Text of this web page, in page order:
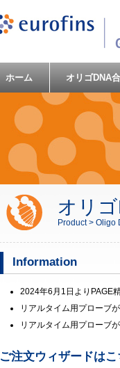
ホーム オリゴDNA
オリ
Product > Oligo
Information
2024年6月1日よりPAGE
リアルタイム用プローブ
リアルタイム用プローブ
ご注文ウィザードは